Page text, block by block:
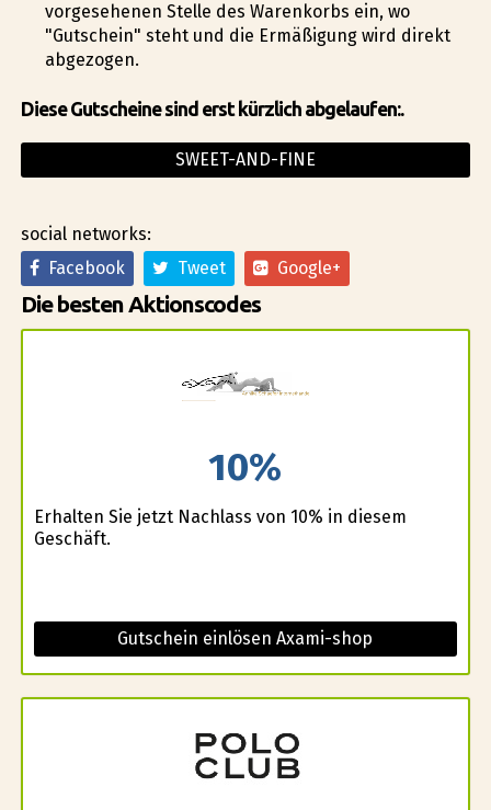
vorgesehenen Stelle des Warenkorbs ein, wo
"Gutschein" steht und die Ermäßigung wird direkt
abgezogen.
Diese Gutscheine sind erst kürzlich abgelaufen:.
SWEET-AND-FINE
social networks:
Facebook
Tweet Google+
Die besten Aktionscodes
10%
Erhalten Sie jetzt Nachlass von 10% in diesem
Geschäft.
Gutschein einlösen Axami-shop